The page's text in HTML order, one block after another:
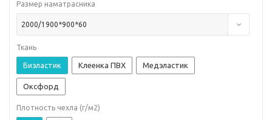
Размер наматрасника
2000/1900*900*60
Ткань
Биэластик Клеенка ПВХ Медэластик
Оксфорд
Плотность чехла (г/м2)